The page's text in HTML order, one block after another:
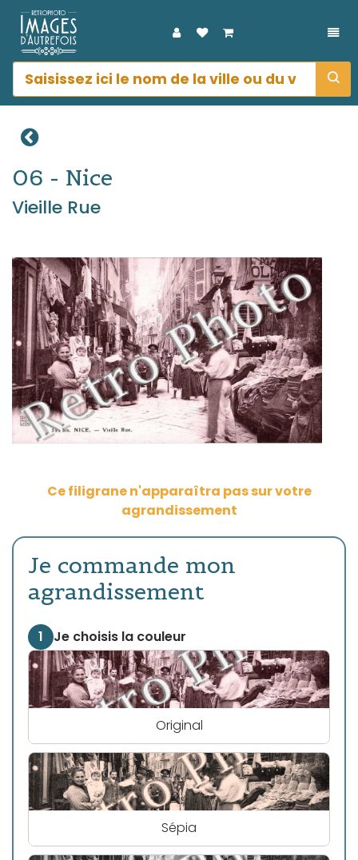
06 - Nice
Vieille Rue
Ce filigrane n'apparaîtra pas sur votre
agrandissement
Je commande mon
agrandissement
1 Je choisis la couleur
Original
Sépia